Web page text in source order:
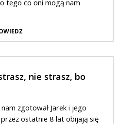
tego co oni mogą nam
nie strasz, bo
zgotował Jarek i jego
ostatnie 8 lat obijają się